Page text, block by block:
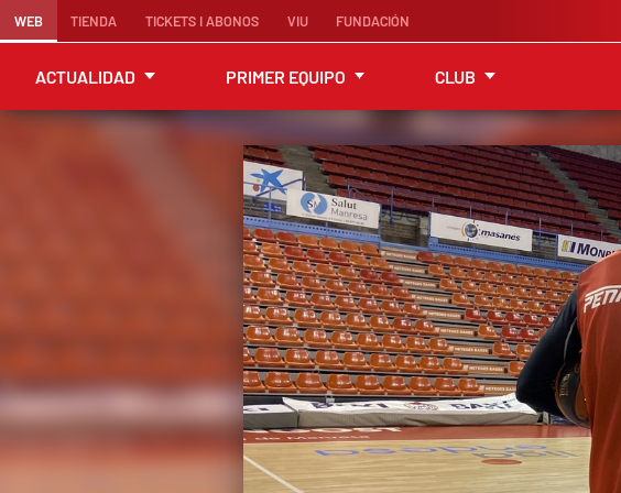
WEB TIENDA TICKETS I ABONOS VIU FUNDACIÓN
ACTUALIDAD PRIMER EQUIPO CLUB